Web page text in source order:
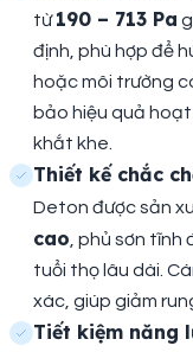
từ190 – 713 Pa
định, phù hợp để
hoặc môi trường
bảo hiệu quả
khắt khe.
Thiết kế chắc
Deton được sản
cao , phủ sơn
tuổi thọ lâu dài.
xác, giúp giảm
Tiết kiệm năng